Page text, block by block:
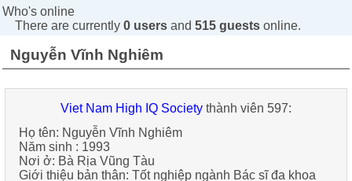
Who's online
There are currently 0 usersand 515 guestsonline.
Nguyễn Vĩnh Nghiêm
Viet Nam High IQ Societythành viên 597:
Họ tên: Nguyễn Vĩnh Nghiêm
Năm sinh : 1993
Nơi ở: Bà Rịa Vũng Tàu
Giới thiệu bản thân: Tốt nghiệp ngành Bác sĩ đa khoa